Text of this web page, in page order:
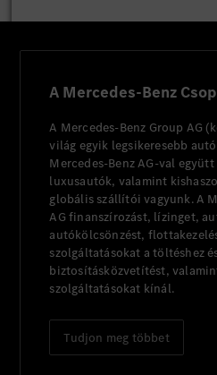
A Mercedes-Benz
A Mercedes-Benz Group AG
világ egyik legsikeresebb
Mercedes-Benz AG-val
luxusautók, valamint
globális szállítói vagyunk. A
AG finanszírozást, lízinget,
autókölcsönzést,
szolgáltatásokat a töltéshez
biztosításközvetítést,
szolgáltatásokat kínál.
Tudjon meg többet